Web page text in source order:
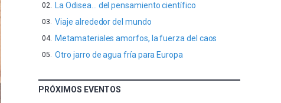
La Odisea… del pensamiento científico
Viaje alrededor del mundo
Metamateriales amorfos, la fuerza del caos
Otro jarro de agua fría para Europa
PRÓXIMOS EVENTOS